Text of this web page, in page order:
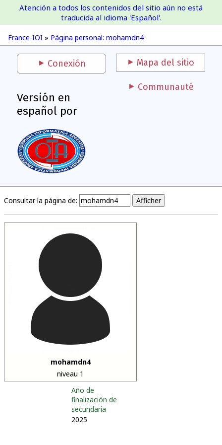
France-IOI
France-IOI » Página personal: mohamdn4
Atención a todos los contenidos del sitio aún no está
traducida al idioma 'Español'.
Conexión Mapa del sitio
Versión en
español por
Communauté
Consultar la página de:
mohamdn4
niveau 1
Año de
finalización de
secundaria
2025